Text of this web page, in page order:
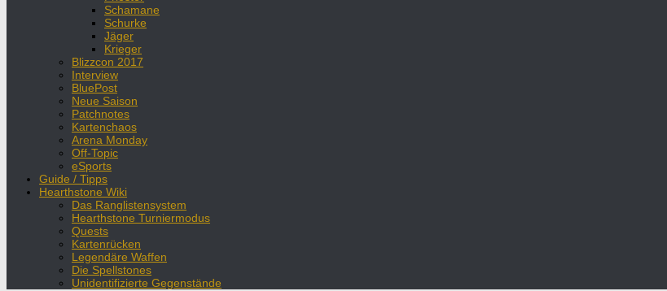
Schamane
Schurke
Jäger
Krieger
Blizzcon 2017
Interview
BluePost
Neue Saison
Patchnotes
Kartenchaos
Arena Monday
Off-Topic
eSports
Guide / Tipps
Hearthstone Wiki
Das Ranglistensystem
Hearthstone Turniermodus
Quests
Kartenrücken
Legendäre Waffen
Die Spellstones
Unidentifizierte Gegenstände